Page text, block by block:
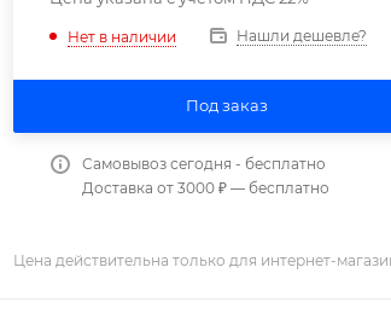
Нет в наличии Нашли дешевле?
Под заказ
Самовывоз сегодня - бесплатно
Доставка от 3000 ₽ — бесплатно
Цена действительна только для интернет-